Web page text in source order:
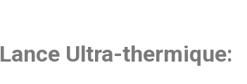
Lance Ultra-thermique: